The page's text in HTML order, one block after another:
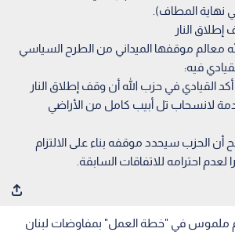
المطاف).
النار
معالم موقفها الميداني من الطرح السياسي
فيه:
القيادي في حزب الله أن وقف إطلاق النار
لانسحاب تل أبيب كامل من الأراضي
أن الحزب سيحدد موقفه بناء على الالتزام
لعدم احترامه للاتفاقات السابقة.
ملموس في "خطة العمل" بمفاوضات لبنان